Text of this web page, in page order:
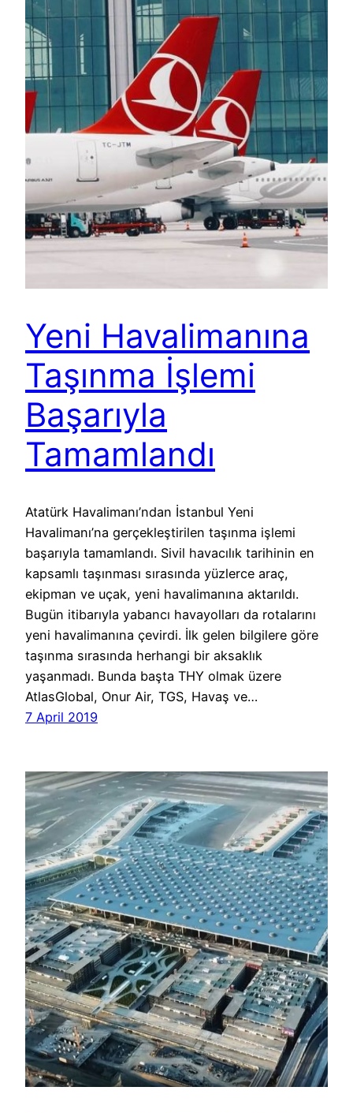
Yeni Havalimanına
Taşınma İşlemi
Başarıyla
Tamamlandı
Atatürk Havalimanı’ndan İstanbul Yeni
Havalimanı’na gerçekleştirilen taşınma işlemi
başarıyla tamamlandı. Sivil havacılık tarihinin en
kapsamlı taşınması sırasında yüzlerce araç,
ekipman ve uçak, yeni havalimanına aktarıldı.
Bugün itibarıyla yabancı havayolları da rotalarını
yeni havalimanına çevirdi. İlk gelen bilgilere göre
taşınma sırasında herhangi bir aksaklık
yaşanmadı. Bunda başta THY olmak üzere
AtlasGlobal, Onur Air, TGS, Havaş ve…
7 April 2019